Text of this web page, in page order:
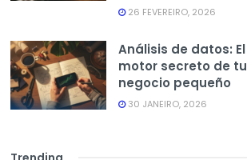
26 FEVEREIRO, 2026
Análisis de datos: El
motor secreto de tu
negocio pequeño
30 JANEIRO, 2026